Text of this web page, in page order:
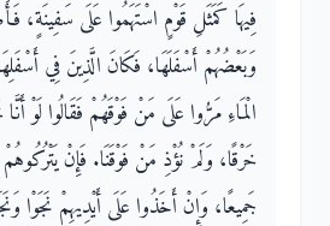
فِيهَا كَمَثَلِ قَوْمٍ اسْتَهَمُوا عَلَى سَفِينَةٍ،
وَبَعْضُهُمْ أَسْفَلَهَا، فَكَانَ الَّذِينَ فِي
الْمَاءِ مَرُّوا عَلَى مَنْ فَوْقَهُمْ فَقَالُوا لَوْ أَنَّا
خَرْقًا، وَلَمْ نُؤْذِ مَنْ فَوْقَنَا‏.‏ فَإِنْ
جَمِيعًا، وَإِنْ أَخَذُوا عَلَى أَيْدِيهِمْ نَجَوْا